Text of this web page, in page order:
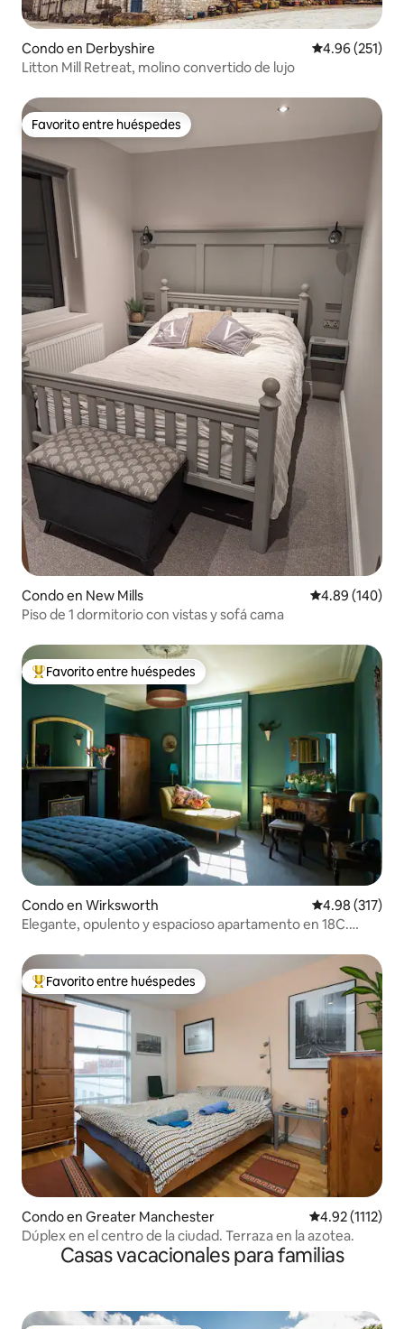
Condo en Derbyshire Calificación
4.96 (251)
Litton Mill Retreat, molino convertido de lujo
Favorito entre huéspedes
Favorito entre huéspedes
Condo en New Mills Calificación
4.89 (140)
Piso de 1 dormitorio con vistas y sofá cama
Favorito entre huéspedes preferido
Favorito entre huéspedes
Condo en Wirksworth Calificación
4.98 (317)
Elegante, opulento y espacioso apartamento en 18C.
Favorito entre huéspedes preferido
Favorito entre huéspedes
Condo en Greater Manchester Calificación
4.92 (1112)
Dúplex en el centro de la ciudad. Terraza en la azotea.
Casas vacacionales para familias